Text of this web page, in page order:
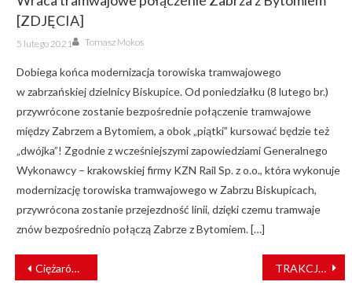
[ZDJĘCIA]
Posted
on
5 lutego 2021 Author
Tomasz Mokos
Dobiega końca modernizacja torowiska tramwajowego
w zabrzańskiej dzielnicy Biskupice. Od poniedziałku (8 lutego br.)
przywrócone zostanie bezpośrednie połączenie tramwajowe
między Zabrzem a Bytomiem, a obok „piątki” kursować będzie też
„dwójka”! Zgodnie z wcześniejszymi zapowiedziami Generalnego
Wykonawcy – krakowskiej firmy KZN Rail Sp. z o.o., która wykonuje
modernizację torowiska tramwajowego w Zabrzu Biskupicach,
przywrócona zostanie przejezdność linii, dzięki czemu tramwaje
znów bezpośrednio połączą Zabrze z Bytomiem. […]
NAWIGACJA
WPISU
Ciężarówka wjechała w pociąg towarowy TRAKCJA przebuduje łódzkie torowisko